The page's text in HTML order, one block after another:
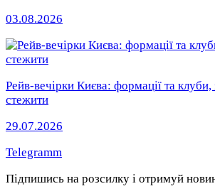
03.08.2026
Рейв-вечірки Києва: формації та
стежити
29.07.2026
Telegramm
Підпишись на розсилку і отримуй